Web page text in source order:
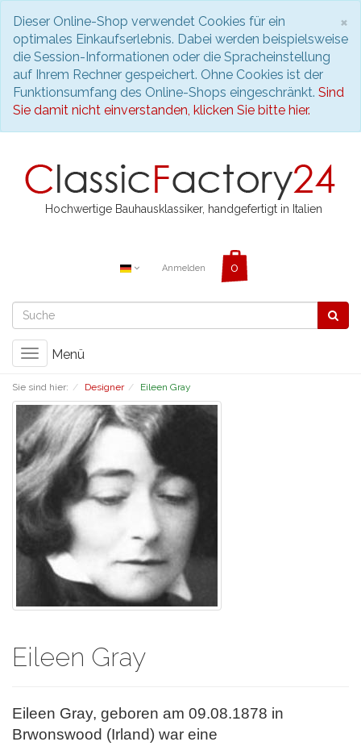
×
Dieser Online-Shop verwendet Cookies für ein
optimales Einkaufserlebnis. Dabei werden beispielsweise
die Session-Informationen oder die Spracheinstellung
auf Ihrem Rechner gespeichert. Ohne Cookies ist der
Funktionsumfang des Online-Shops eingeschränkt. Sind
Sie damit nicht einverstanden, klicken Sie bitte hier.
Hochwertige Bauhausklassiker, handgefertigt in Italien
Anmelden
Toggle
Menü
Sie sind hier: Designer Eileen Gray
Eileen Gray
Eileen Gray, geboren am 09.08.1878 in
Brwonswood (Irland) war eine